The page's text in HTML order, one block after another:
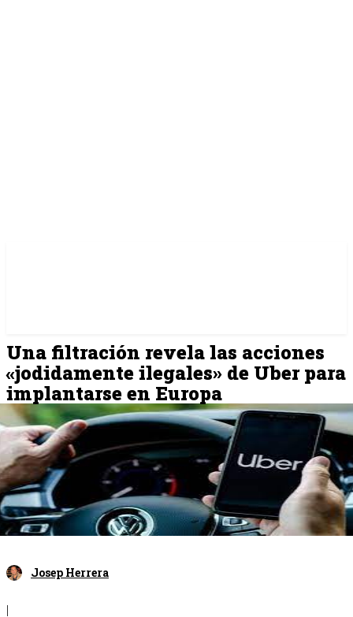
Una filtración revela las acciones
«jodidamente ilegales» de Uber para
implantarse en Europa
Josep Herrera
|